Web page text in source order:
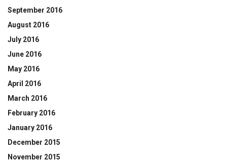
September 2016
August 2016
July 2016
June 2016
May 2016
April 2016
March 2016
February 2016
January 2016
December 2015
November 2015